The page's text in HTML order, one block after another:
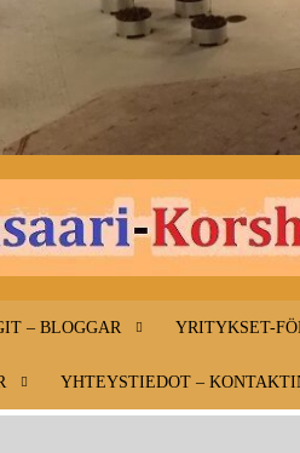
– BLOGGAR YRITYKSET-
YHTEYSTIEDOT –